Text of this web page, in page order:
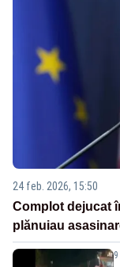
24 feb. 2026, 15:50
Complot dejucat
plănuiau